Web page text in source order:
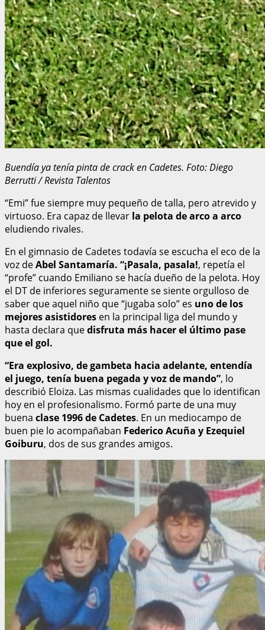
Buendía ya tenía pinta de crack en Cadetes. Foto: Diego
Berrutti / Revista Talentos
“Emi” fue siempre muy pequeño de talla, pero atrevido y
virtuoso. Era capaz de llevar la pelota de arco a arco
eludiendo rivales.
En el gimnasio de Cadetes todavía se escucha el eco de la
voz deAbel Santamaría. “¡Pasala, pasala!, repetía el
“profe” cuando Emiliano se hacía dueño de la pelota. Hoy
el DT de inferiores seguramente se siente orgulloso de
saber que aquel niño que “jugaba solo” es uno de los
mejores asistidores en la principal liga del mundo y
hasta declara quedisfruta más hacer el último pase
que el gol.
“Era explosivo, de gambeta hacia adelante, entendía
el juego, tenía buena pegada y voz de mando”, lo
describió Eloiza. Las mismas cualidades que lo identifican
hoy en el profesionalismo. Formó parte de una muy
buena clase 1996 de Cadetes. En un mediocampo de
buen pie lo acompañaban Federico Acuña y Ezequiel
Goiburu, dos de sus grandes amigos.